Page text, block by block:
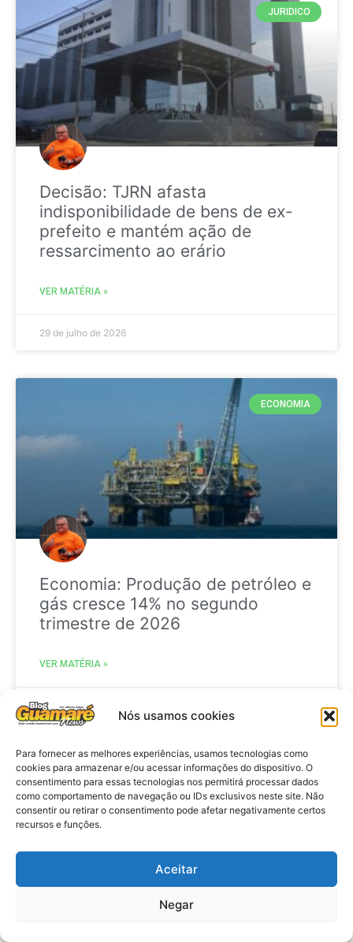
Nós usamos cookies
Para fornecer as melhores experiências, usamos tecnologias como
cookies para armazenar e/ou acessar informações do dispositivo. O
consentimento para essas tecnologias nos permitirá processar dados
como comportamento de navegação ou IDs exclusivos neste site. Não
consentir ou retirar o consentimento pode afetar negativamente certos
recursos e funções.
Aceitar
Negar
JURIDICO
Decisão: TJRN afasta
indisponibilidade de bens de ex-
prefeito e mantém ação de
ressarcimento ao erário
VER MATÉRIA »
29 de julho de 2026
ECONOMIA
Economia: Produção de petróleo e
gás cresce 14% no segundo
trimestre de 2026
VER MATÉRIA »
29 de julho de 2026
BRASIL